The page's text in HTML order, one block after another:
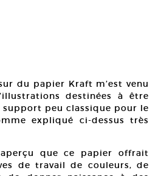
du papier Kraft m’est venu
destinées à être
support peu classique pour le
expliqué ci-dessus très
que ce papier offrait
de travail de couleurs, de